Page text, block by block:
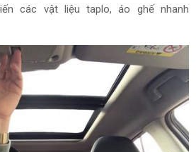
các vật liệu taplo, áo ghế nhanh